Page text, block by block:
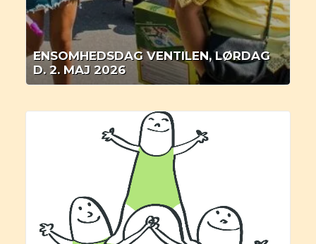
ENSOMHEDSDAG VENTILEN, LØRDAG
D. 2. MAJ 2026